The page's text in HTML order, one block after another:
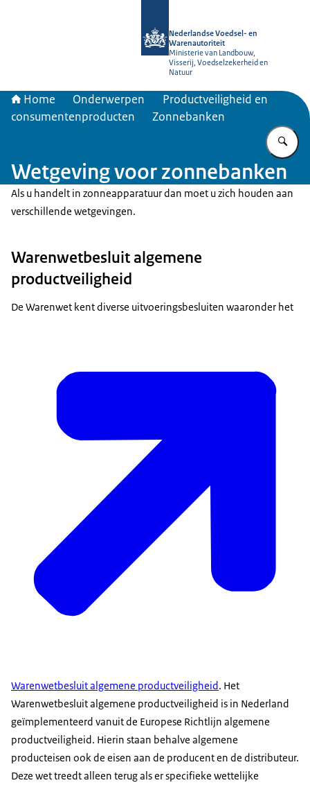
Nederlandse Voedsel- en
Warenautoriteit
Ministerie van Landbouw,
Visserij, Voedselzekerheid en
Natuur
Home Onderwerpen
Productveiligheid en
consumentenproducten
Zonnebanken
Wetgeving voor zonnebanken
Als u handelt in zonneapparatuur dan moet u zich houden aan
verschillende wetgevingen.
Warenwetbesluit algemene
productveiligheid
De Warenwet kent diverse uitvoeringsbesluiten waaronder het
Warenwetbesluit algemene productveiligheid. Het
Warenwetbesluit algemene productveiligheid is in Nederland
geïmplementeerd vanuit de Europese Richtlijn algemene
productveiligheid. Hierin staan behalve algemene
producteisen ook de eisen aan de producent en de distributeur.
Deze wet treedt alleen terug als er specifieke wettelijke